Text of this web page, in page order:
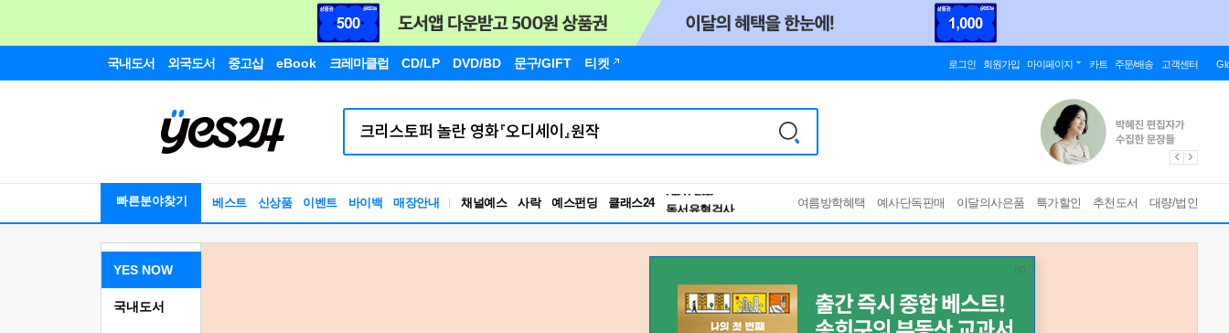
국내도서 외국도서 중고샵 eBook 크레마클럽 CD/LP DVD/BD 문구/GIFT 티켓 로그인 회원가입 마이페이지 카트 주문/배송 고객센터
빠른분야찾기 베스트 신상품 이벤트 바이백 매장안내 채널예스 사락 예스펀딩 클래스24
독서유형검사
RBTI Lab
독서유형검사
여름방학혜택 예사단독판매 이달의사은품 특가할인 추천도서 대량/법인
YES NOW
국내도서